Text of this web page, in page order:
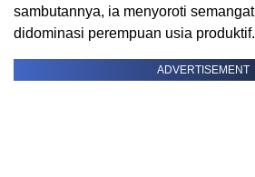
sambutannya, ia menyoroti
didominasi perempuan usia produktif.
ADVERTISEMENT